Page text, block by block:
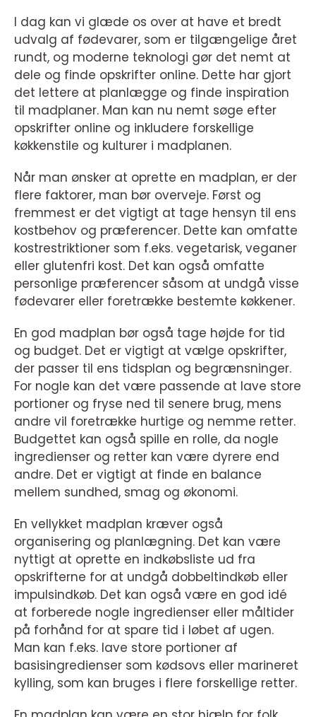
I dag kan vi glæde os over at have et bredt
udvalg af fødevarer, som er tilgængelige året
rundt, og moderne teknologi gør det nemt at
dele og finde opskrifter online. Dette har gjort
det lettere at planlægge og finde inspiration
til madplaner. Man kan nu nemt søge efter
opskrifter online og inkludere forskellige
køkkenstile og kulturer i madplanen.
Når man ønsker at oprette en madplan, er der
flere faktorer, man bør overveje. Først og
fremmest er det vigtigt at tage hensyn til ens
kostbehov og præferencer. Dette kan omfatte
kostrestriktioner som f.eks. vegetarisk, veganer
eller glutenfri kost. Det kan også omfatte
personlige præferencer såsom at undgå visse
fødevarer eller foretrække bestemte køkkener.
En god madplan bør også tage højde for tid
og budget. Det er vigtigt at vælge opskrifter,
der passer til ens tidsplan og begrænsninger.
For nogle kan det være passende at lave store
portioner og fryse ned til senere brug, mens
andre vil foretrække hurtige og nemme retter.
Budgettet kan også spille en rolle, da nogle
ingredienser og retter kan være dyrere end
andre. Det er vigtigt at finde en balance
mellem sundhed, smag og økonomi.
En vellykket madplan kræver også
organisering og planlægning. Det kan være
nyttigt at oprette en indkøbsliste ud fra
opskrifterne for at undgå dobbeltindkøb eller
impulsindkøb. Det kan også være en god idé
at forberede nogle ingredienser eller måltider
på forhånd for at spare tid i løbet af ugen.
Man kan f.eks. lave store portioner af
basisingredienser som kødsovs eller marineret
kylling, som kan bruges i flere forskellige retter.